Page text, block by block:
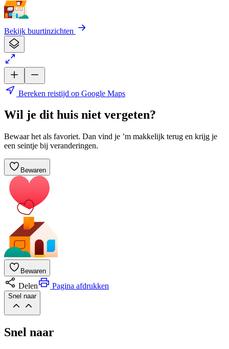
Bekijk buurtinzichten
Bereken reistijd op Google Maps
Wil je dit huis niet vergeten?
Bewaar het als favoriet. Dan vind je ’m makkelijk terug en krijg je
een seintje bij veranderingen.
Bewaren
Bewaren
Delen Pagina afdrukken
Snel naar
Snel naar